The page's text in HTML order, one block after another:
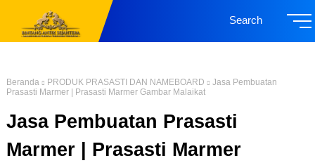
Search
Beranda PRODUK PRASASTI DAN NAMEBOARD
Jasa Pembuatan
Prasasti Marmer | Prasasti Marmer Gambar Malaikat
Jasa Pembuatan Prasasti
Marmer | Prasasti Marmer